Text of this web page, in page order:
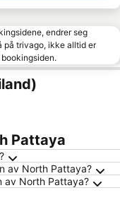
endrer seg
på trivago, ikke alltid er
Pattaya
av North Pattaya?
av North Pattaya?